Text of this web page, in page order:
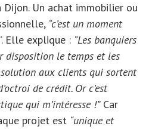
Dijon. Un achat immobilier ou
“c’est un moment
”. Elle explique : “Les banquiers
disposition le temps et les
aux clients qui sortent
de crédit. Or c’est
qui m’intéresse !”Car
projet est “unique et